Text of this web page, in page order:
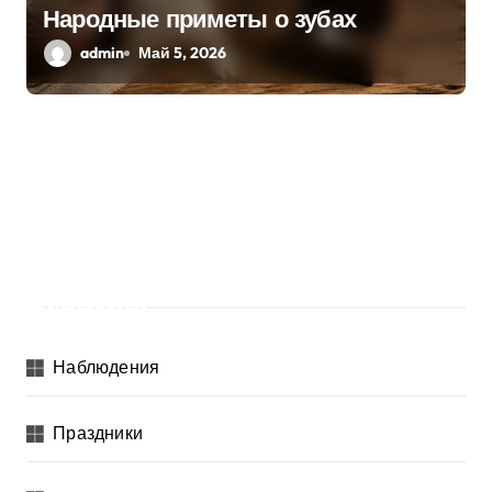
Народные приметы о зубах
admin Май 5, 2026
Наблюдения
Праздники